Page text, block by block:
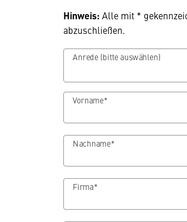
Hinweis: Alle mit *
abzuschließen.
Anrede (bitte auswählen)
Vorname*
Nachname*
Firma*